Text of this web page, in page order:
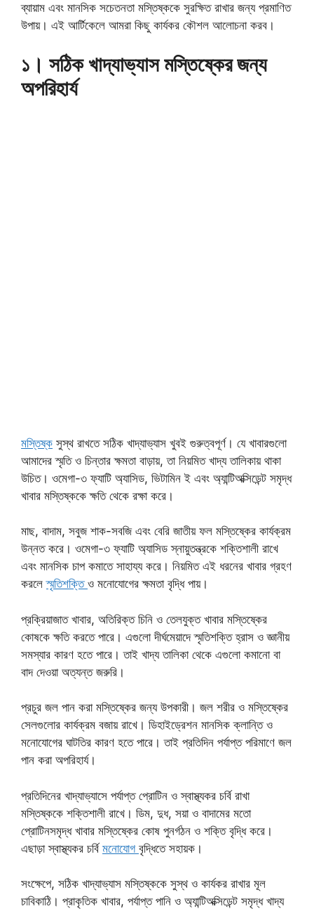
ব্যায়াম এবং মানসিক সচেতনতা মস্তিষ্ককে সুরক্ষিত রাখার জন্য প্রমাণিত
উপায়। এই আর্টিকেলে আমরা কিছু কার্যকর কৌশল আলোচনা করব।
১। সঠিক খাদ্যাভ্যাস মস্তিষ্কের জন্য
অপরিহার্য
মস্তিষ্ক সুস্থ রাখতে সঠিক খাদ্যাভ্যাস খুবই গুরুত্বপূর্ণ। যে খাবারগুলো
আমাদের স্মৃতি ও চিন্তার ক্ষমতা বাড়ায়, তা নিয়মিত খাদ্য তালিকায় থাকা
উচিত। ওমেগা-৩ ফ্যাটি অ্যাসিড, ভিটামিন ই এবং অ্যান্টিঅক্সিডেন্ট সমৃদ্ধ
খাবার মস্তিষ্ককে ক্ষতি থেকে রক্ষা করে।
মাছ, বাদাম, সবুজ শাক-সবজি এবং বেরি জাতীয় ফল মস্তিষ্কের কার্যক্রম
উন্নত করে। ওমেগা-৩ ফ্যাটি অ্যাসিড স্নায়ুতন্ত্রকে শক্তিশালী রাখে
এবং মানসিক চাপ কমাতে সাহায্য করে। নিয়মিত এই ধরনের খাবার গ্রহণ
করলেস্মৃতিশক্তি ও মনোযোগের ক্ষমতা বৃদ্ধি পায়।
প্রক্রিয়াজাত খাবার, অতিরিক্ত চিনি ও তেলযুক্ত খাবার মস্তিষ্কের
কোষকে ক্ষতি করতে পারে। এগুলো দীর্ঘমেয়াদে স্মৃতিশক্তি হ্রাস ও জ্ঞানীয়
সমস্যার কারণ হতে পারে। তাই খাদ্য তালিকা থেকে এগুলো কমানো বা
বাদ দেওয়া অত্যন্ত জরুরি।
প্রচুর জল পান করা মস্তিষ্কের জন্য উপকারী। জল শরীর ও মস্তিষ্কের
সেলগুলোর কার্যক্রম বজায় রাখে। ডিহাইড্রেশন মানসিক ক্লান্তি ও
মনোযোগের ঘাটতির কারণ হতে পারে। তাই প্রতিদিন পর্যাপ্ত পরিমাণে জল
পান করা অপরিহার্য।
প্রতিদিনের খাদ্যাভ্যাসে পর্যাপ্ত প্রোটিন ও স্বাস্থ্যকর চর্বি রাখা
মস্তিষ্ককে শক্তিশালী রাখে। ডিম, দুধ, সয়া ও বাদামের মতো
প্রোটিনসমৃদ্ধ খাবার মস্তিষ্কের কোষ পুনর্গঠন ও শক্তি বৃদ্ধি করে।
এছাড়া স্বাস্থ্যকর চর্বিমনোযোগ বৃদ্ধিতে সহায়ক।
সংক্ষেপে, সঠিক খাদ্যাভ্যাস মস্তিষ্ককে সুস্থ ও কার্যকর রাখার মূল
চাবিকাঠি। প্রাকৃতিক খাবার, পর্যাপ্ত পানি ও অ্যান্টিঅক্সিডেন্ট সমৃদ্ধ খাদ্য